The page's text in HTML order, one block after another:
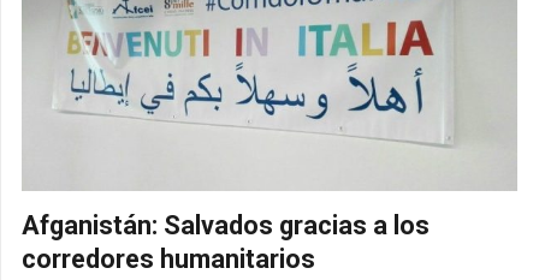
Afganistán: Salvados gracias a los
corredores humanitarios